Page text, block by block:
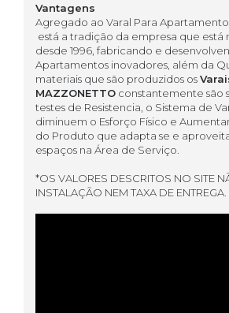
Vantagens
Agregado ao Varal Para Apartamento
está a tradição da empresa que está
desde 1996, fabricando e
Apartamentos inovadores, além da
materiais que são produzidos os
MAZZONETTO constantemente são
testes de Resistencia, o Sistema de
diminuem o Esforço Físico e
do Produto que adapta se e
espaços na Área de Serviço.
*OS VALORES DESCRITOS NO SITE
INSTALAÇÃO NEM TAXA DE ENTREGA.